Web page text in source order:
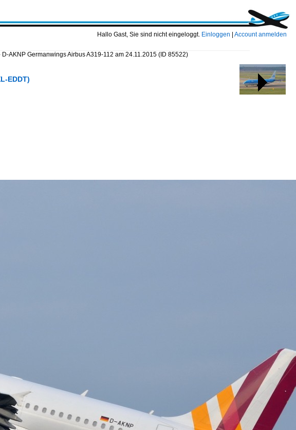
Hallo Gast, Sie sind nicht eingeloggt. Einloggen Account anmelden
D-AKNP Germanwings Airbus A319-112 am 24.11.2015 (ID 85522)
EDDT)